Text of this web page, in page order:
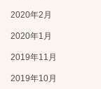
2020年2月
2020年1月
2019年11月
2019年10月